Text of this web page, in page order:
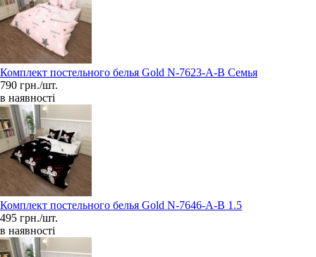
Комплект постельного белья Gold N-7623-A-B Семья
790 грн./шт.
в наявності
Комплект постельного белья Gold N-7646-A-B 1.5
495 грн./шт.
в наявності